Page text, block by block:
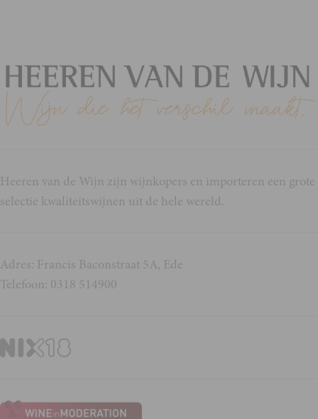
Heeren van de Wijn zijn wijnkopers en importeren een grote
selectie kwaliteitswijnen uit de hele wereld.
Adres: Francis Baconstraat 5A, Ede
Telefoon: 0318 514900